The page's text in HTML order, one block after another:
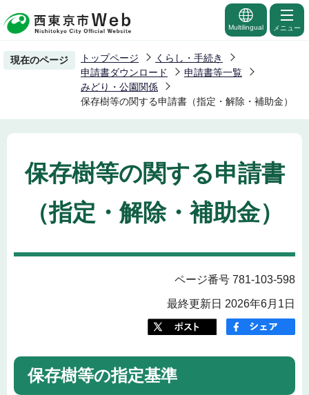
の
ー
先
頭
Multilingual メニュー
現在のページ トップページ
くらし・手続き
申請書ダウンロード
申請書等一覧
みどり・公園関係
保存樹等の関する申請書（指定・解除・補助金）
保存樹等の関する申請書
（指定・解除・補助金）
ページ番号 781-103-598
最終更新日 2026年6月1日
保存樹等の指定基準